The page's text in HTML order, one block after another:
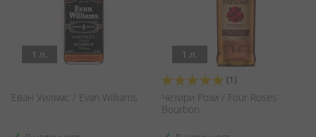
1 л.
Еван Уилямс / Evan Williams
1 л.
Оценка:
100%
(1)
Четири Рози / Four Roses
Bourbon